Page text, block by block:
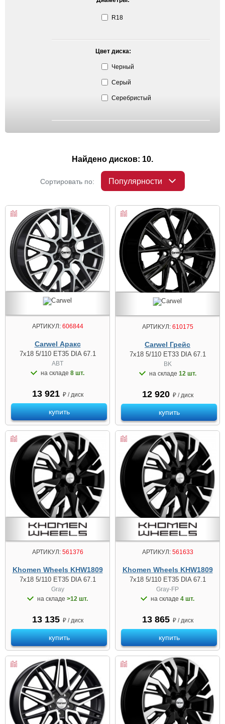
R18
Цвет диска:
Черный
Серый
Серебристый
Найдено дисков: 10.
Сортировать по: Популярности
АРТИКУЛ:606844
Carwel Аракс
7x18 5/110 ET35 DIA 67.1
ABT
на складе 8 шт.
13 921 ₽ / диск
купить
АРТИКУЛ:610175
Carwel Грейс
7x18 5/110 ET33 DIA 67.1
BK
на складе 12 шт.
12 920 ₽ / диск
купить
АРТИКУЛ:561376
Khomen Wheels KHW1809
7x18 5/110 ET35 DIA 67.1
Gray
на складе >12 шт.
13 135 ₽ / диск
купить
АРТИКУЛ:561633
Khomen Wheels KHW1809
7x18 5/110 ET35 DIA 67.1
Gray-FP
на складе 4 шт.
13 865 ₽ / диск
купить